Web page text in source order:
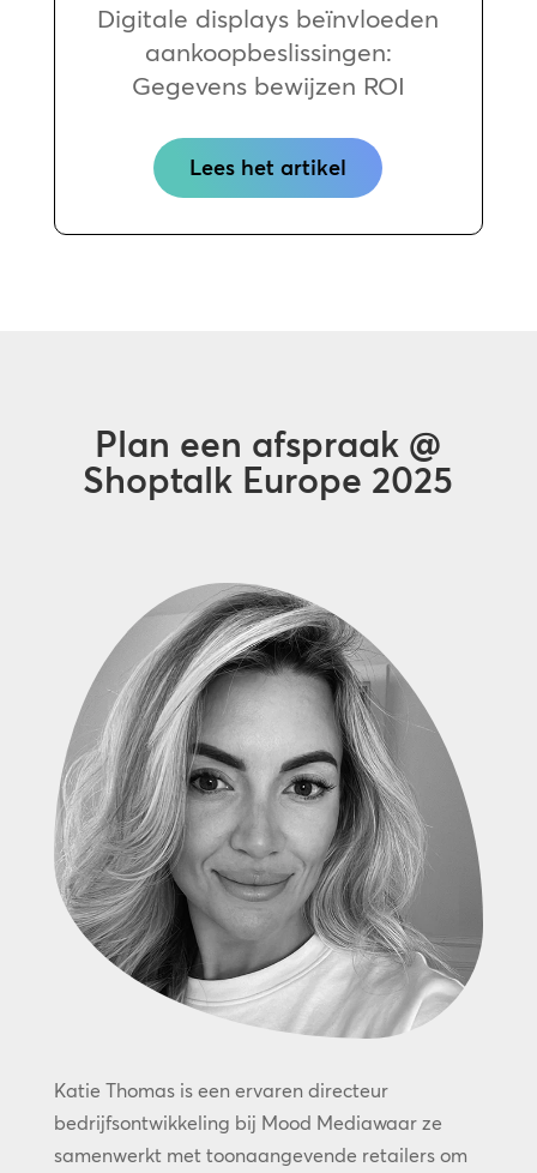
Digitale displays beïnvloeden
aankoopbeslissingen:
Gegevens bewijzen ROI
Lees het artikel
Plan een afspraak @
Shoptalk Europe 2025
Katie Thomas is een ervaren directeur
bedrijfsontwikkeling bij Mood Mediawaar ze
samenwerkt met toonaangevende retailers om